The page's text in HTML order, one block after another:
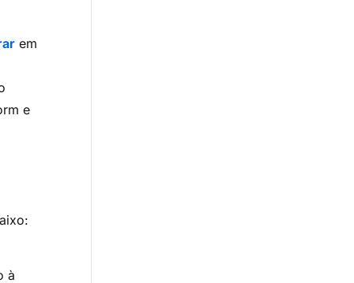
em
e
à